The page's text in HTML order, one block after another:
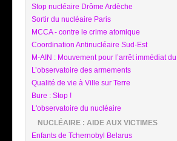
Stop nucléaire Drôme Ardèche
Sortir du nucléaire Paris
MCCA - contre le crime atomique
Coordination Antinucléaire Sud-Est
M-AIN : Mouvement pour l’arrêt immédiat
L’observatoire des armements
Qualité de vie à Ville sur Terre
Bure : Stop !
L'observatoire du nucléaire
NUCLÉAIRE : AIDE AUX VICTIMES
Enfants de Tchernobyl Belarus